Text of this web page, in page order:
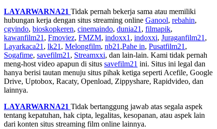
LAYARWARNA21 Tidak pernah bekerja sama atau memiliki
hubungan kerja dengan situs streaming online Ganool, rebahin,
cgvindo, bioskopkeren, cinemaindo, dunia21 , filmapik,
kawanfilm21 , Fmoviez, FMZM, indoxx1 , indoxxi, Juraganfilm21 ,
Layarkaca21 , lk21 , Melongfilm, nb21 ,Pahe in, Pusatfilm21 ,
Sogafime, savefilm21 , Streamxxi, dan lain-lain. Kami tidak pernah
meng-host video apapun di situs savefilm21 ini. Situs ini legal dan
hanya berisi tautan menuju situs pihak ketiga seperti Acefile, Google
Drive, Uptobox, Racaty, Openload, Zippyshare, Rapidvideo, dan
lainnya.
LAYARWARNA21 Tidak bertanggung jawab atas segala aspek
tentang kepatuhan, hak cipta, legalitas, kesopanan, atau aspek lain
dari konten situs streaming film online lainnya.